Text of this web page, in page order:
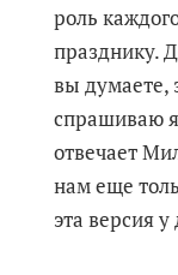
роль
празднику.
вы думаете,
спрашиваю
отвечает
нам еще
эта версия